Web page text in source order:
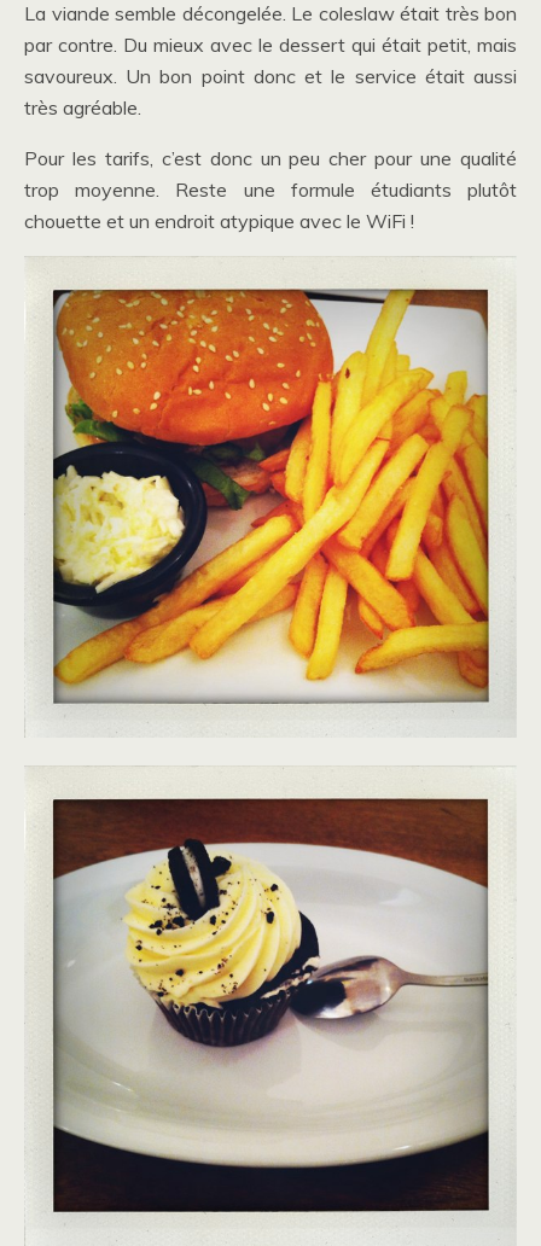
La viande semble décongelée. Le coleslaw était très bon
par contre. Du mieux avec le dessert qui était petit, mais
savoureux. Un bon point donc et le service était aussi
très agréable.
Pour les tarifs, c’est donc un peu cher pour une qualité
trop moyenne. Reste une formule étudiants plutôt
chouette et un endroit atypique avec le WiFi !